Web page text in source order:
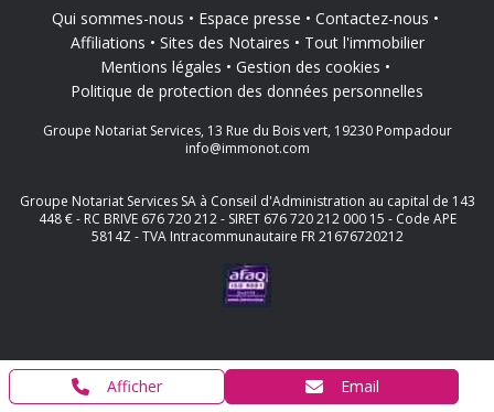
Afficher Email
Qui sommes-nous Espace presse
Contactez-nous
Affiliations
Sites des Notaires
Tout l'immobilier
Mentions légales
Gestion des cookies
Politique de protection des données personnelles
Groupe Notariat Services, 13 Rue du Bois vert, 19230 Pompadour
info@immonot.com
Groupe Notariat Services SA à Conseil d'Administration au capital de 143
448 € - RC BRIVE 676 720 212 - SIRET 676 720 212 000 15 - Code APE
5814Z - TVA Intracommunautaire FR 21676720212